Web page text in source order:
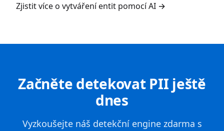
Zjistit více o vytváření entit pomocí AI →
Začněte detekovat PII ještě
dnes
Vyzkoušejte náš detekční engine zdarma s